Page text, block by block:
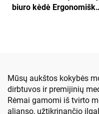
biuro kėdė
Mūsų aukštos kokybės
dirbtuvos ir premijinių
Rėmai gamomi iš tvirto
aljanso, užtikrinančio